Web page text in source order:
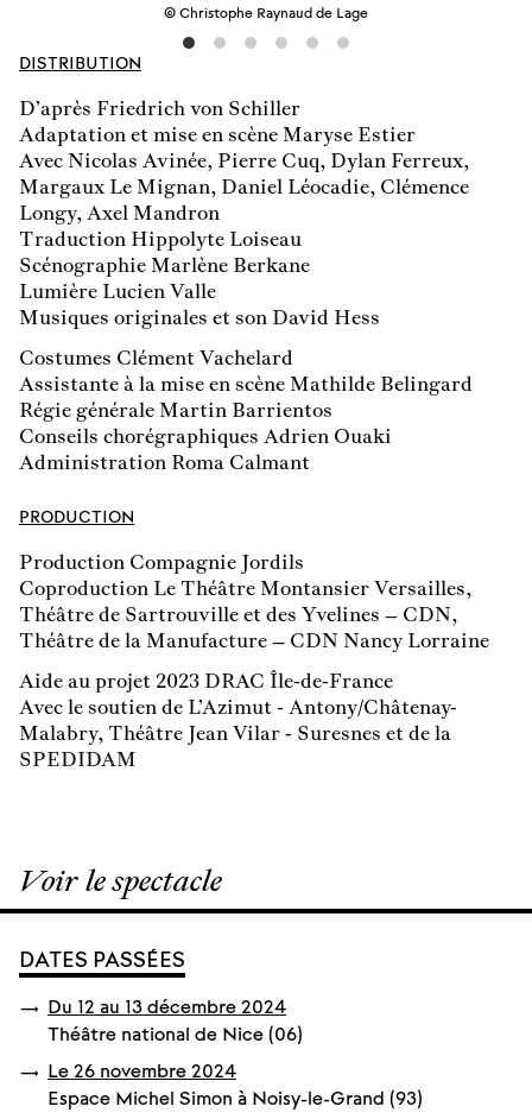
© Christophe Raynaud de Lage
DISTRIBUTION
D’après Friedrich von Schiller
Adaptation et mise en scène Maryse Estier
Avec Nicolas Avinée, Pierre Cuq, Dylan Ferreux,
Margaux Le Mignan, Daniel Léocadie, Clémence
Longy, Axel Mandron
Traduction Hippolyte Loiseau
Scénographie Marlène Berkane
Lumière Lucien Valle
Musiques originales et son David Hess
Costumes Clément Vachelard
Assistante à la mise en scène Mathilde Belingard
Régie générale Martin Barrientos
Conseils chorégraphiques Adrien Ouaki
Administration Roma Calmant
PRODUCTION
Production Compagnie Jordils
Coproduction Le Théâtre Montansier Versailles,
Théâtre de Sartrouville et des Yvelines – CDN,
Théâtre de la Manufacture – CDN Nancy Lorraine
Aide au projet 2023 DRAC Île-de-France
Avec le soutien de L’Azimut - Antony/Châtenay-
Malabry, Théâtre Jean Vilar - Suresnes et de la
SPEDIDAM
Voir le spectacle
DATES PASSÉES
Du 12 au 13 décembre2024
Théâtre national de Nice (06)
Le26 novembre2024
Espace Michel Simon à Noisy-le-Grand (93)